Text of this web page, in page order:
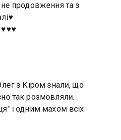
продовження та з
♥️♥️♥️
з Кіром знали, що
так розмовляли.
і одним махом всіх